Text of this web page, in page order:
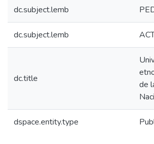
dc.subject.lemb
dc.subject.lemb
dc.title
de
dspace.entity.type